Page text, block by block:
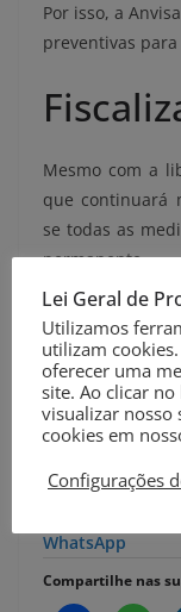
Por isso, a
preventivas
Mesmo com a
que continuará
se todas as
permanente.
A agência
suspensos só
apresentação
pelo órgão.
WhatsApp
Compartilhe nas
Lei Geral de
Utilizamos
utilizam
oferecer uma
site. Ao clicar no
visualizar nosso
cookies em
Configurações